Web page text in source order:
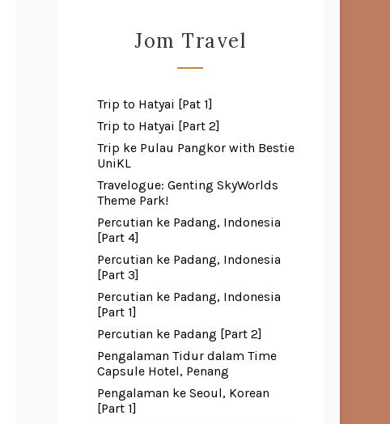
Jom Travel
Trip to Hatyai [Pat 1]
Trip to Hatyai [Part 2]
Trip ke Pulau Pangkor with Bestie
UniKL
Travelogue: Genting SkyWorlds
Theme Park!
Percutian ke Padang, Indonesia
[Part 4]
Percutian ke Padang, Indonesia
[Part 3]
Percutian ke Padang, Indonesia
[Part 1]
Percutian ke Padang [Part 2]
Pengalaman Tidur dalam Time
Capsule Hotel, Penang
Pengalaman ke Seoul, Korean
[Part 1]